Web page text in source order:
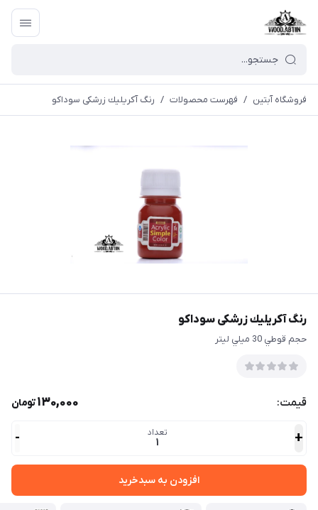
فروشگاه آبتین / فهرست محصولات / رنگ آكريليك زرشکی سوداكو
رنگ آكريليك زرشکی سوداكو
حجم قوطي 30 ميلي ليتر
قیمت: 130,000تومان
+ تعداد
1
-
افزودن به سبدخرید